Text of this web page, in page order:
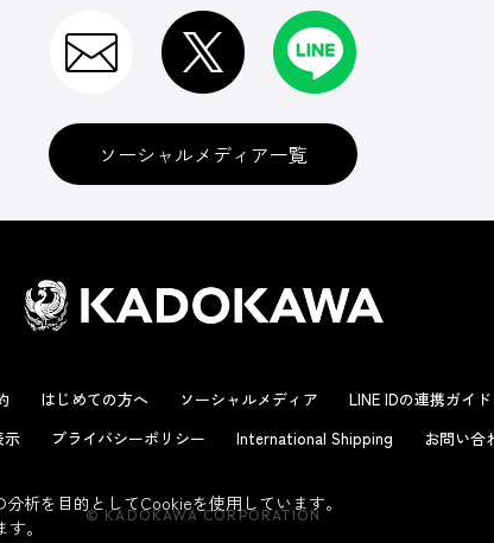
ソーシャルメディア一覧
はじめての方へ ソーシャルメディア LINE IDの連携ガイド
示
プライバシーポリシー International Shipping お問い合
© KADOKAWA CORPORATION
析を目的としてCookieを使用しています。
。